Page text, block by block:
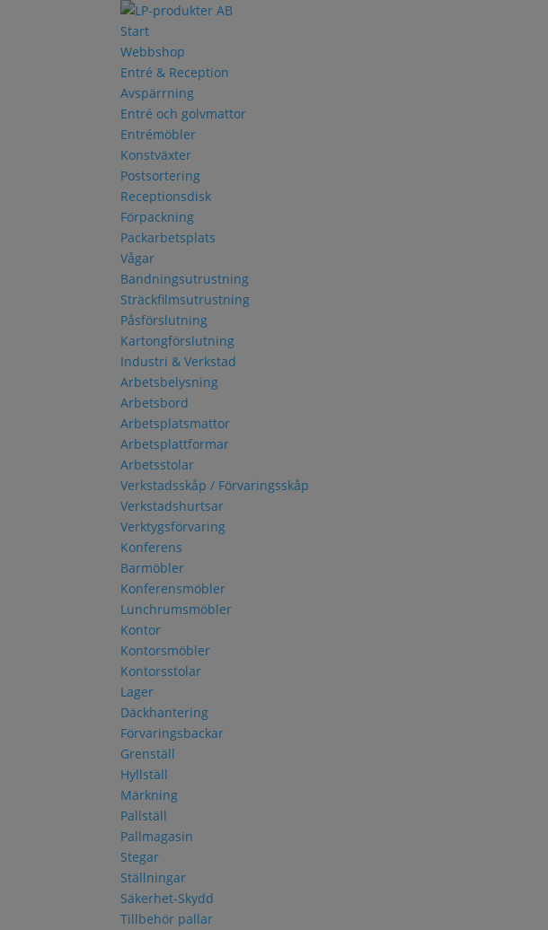
Start
Webbshop
Entré & Reception
Avspärrning
Entré och golvmattor
Entrémöbler
Konstväxter
Postsortering
Receptionsdisk
Förpackning
Packarbetsplats
Vågar
Bandningsutrustning
Sträckfilmsutrustning
Påsförslutning
Kartongförslutning
Industri & Verkstad
Arbetsbelysning
Arbetsbord
Arbetsplatsmattor
Arbetsplattformar
Arbetsstolar
Verkstadsskåp / Förvaringsskåp
Verkstadshurtsar
Verktygsförvaring
Konferens
Barmöbler
Konferensmöbler
Lunchrumsmöbler
Kontor
Kontorsmöbler
Kontorsstolar
Lager
Däckhantering
Förvaringsbackar
Grenställ
Hyllställ
Märkning
Pallställ
Pallmagasin
Stegar
Ställningar
Säkerhet-Skydd
Tillbehör pallar